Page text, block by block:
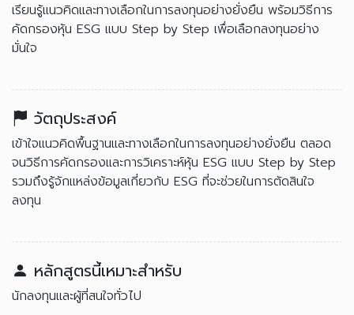
เรียนรู้แนวคิดและทางเลือกในการลงทุนอย่างยั่งยืน พร้อมวิธีการ
คัดกรองหุ้น ESG แบบ Step by Step เพื่อเลือกลงทุนอย่าง
มั่นใจ
วัตถุประสงค์
เข้าใจแนวคิดพื้นฐานและทางเลือกในการลงทุนอย่างยั่งยืน ตลอด
จนวิธีการคัดกรองและการวิเคราะห์หุ้น ESG แบบ Step by Step
รวมถึงรู้จักแหล่งข้อมูลเกี่ยวกับ ESG ที่จะช่วยในการตัดสินใจ
ลงทุน
หลักสูตรนี้เหมาะสำหรับ
นักลงทุนและผู้ที่สนใจทั่วไป